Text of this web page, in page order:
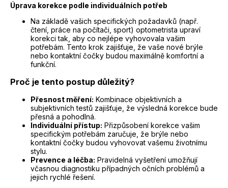
Úprava korekce podle individuálních potřeb
Na základě vašich specifických požadavků (např.
čtení, práce na počítači, sport) optometrista upraví
korekci tak, aby co nejlépe vyhovovala vašim
potřebám. Tento krok zajišťuje, že vaše nové brýle
nebo kontaktní čočky budou maximálně komfortní a
funkční.
Proč je tento postup důležitý?
Přesnost měření: Kombinace objektivních a
subjektivních testů zajišťuje, že výsledná korekce bude
přesná a pohodlná.
Individuální přístup: Přizpůsobení korekce vašim
specifickým potřebám zaručuje, že brýle nebo
kontaktní čočky budou vyhovovat vašemu životnímu
stylu.
Prevence a léčba: Pravidelná vyšetření umožňují
včasnou diagnostiku případných očních problémů a
jejich rychlé řešení.